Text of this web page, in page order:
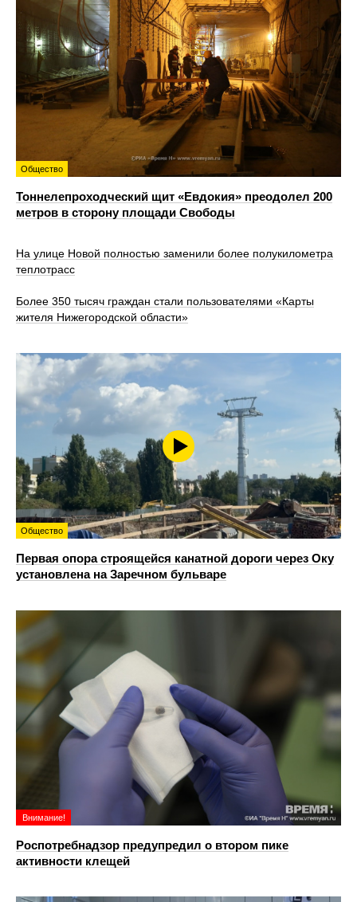
Общество
Тоннелепроходческий щит «Евдокия» преодолел 200
метров в сторону площади Свободы
На улице Новой полностью заменили более полукилометра
теплотрасс
Более 350 тысяч граждан стали пользователями «Карты
жителя Нижегородской области»
Общество
Первая опора строящейся канатной дороги через Оку
установлена на Заречном бульваре
Внимание!
Роспотребнадзор предупредил о втором пике
активности клещей